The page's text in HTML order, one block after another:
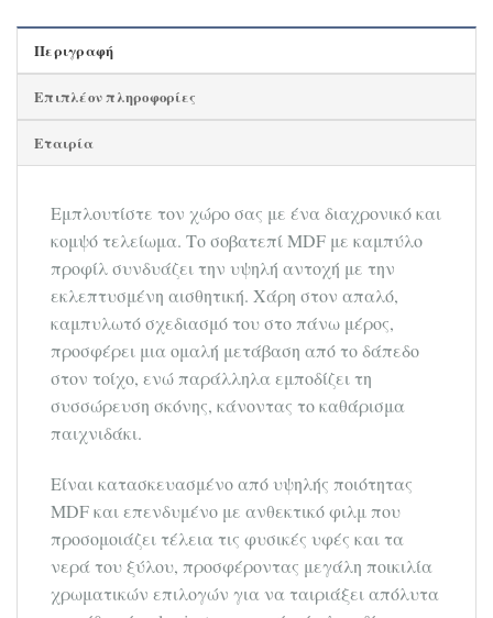
Περιγραφή
Επιπλέον πληροφορίες
Εταιρία
Εμπλουτίστε τον χώρο σας με ένα διαχρονικό και
κομψό τελείωμα. Το σοβατεπί MDF με καμπύλο
προφίλ συνδυάζει την υψηλή αντοχή με την
εκλεπτυσμένη αισθητική. Χάρη στον απαλό,
καμπυλωτό σχεδιασμό του στο πάνω μέρος,
προσφέρει μια ομαλή μετάβαση από το δάπεδο
στον τοίχο, ενώ παράλληλα εμποδίζει τη
συσσώρευση σκόνης, κάνοντας το καθάρισμα
παιχνιδάκι.
Είναι κατασκευασμένο από υψηλής ποιότητας
MDF και επενδυμένο με ανθεκτικό φιλμ που
προσομοιάζει τέλεια τις φυσικές υφές και τα
νερά του ξύλου, προσφέροντας μεγάλη ποικιλία
χρωματικών επιλογών για να ταιριάξει απόλυτα